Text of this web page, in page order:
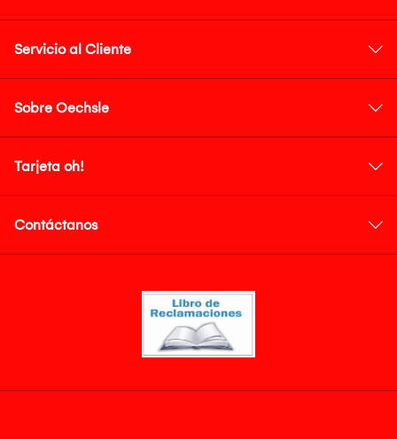
Servicio al Cliente
Sobre Oechsle
Tarjeta oh!
Contáctanos